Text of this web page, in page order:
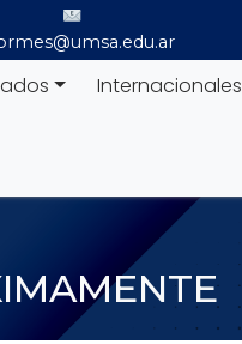
Internacionales